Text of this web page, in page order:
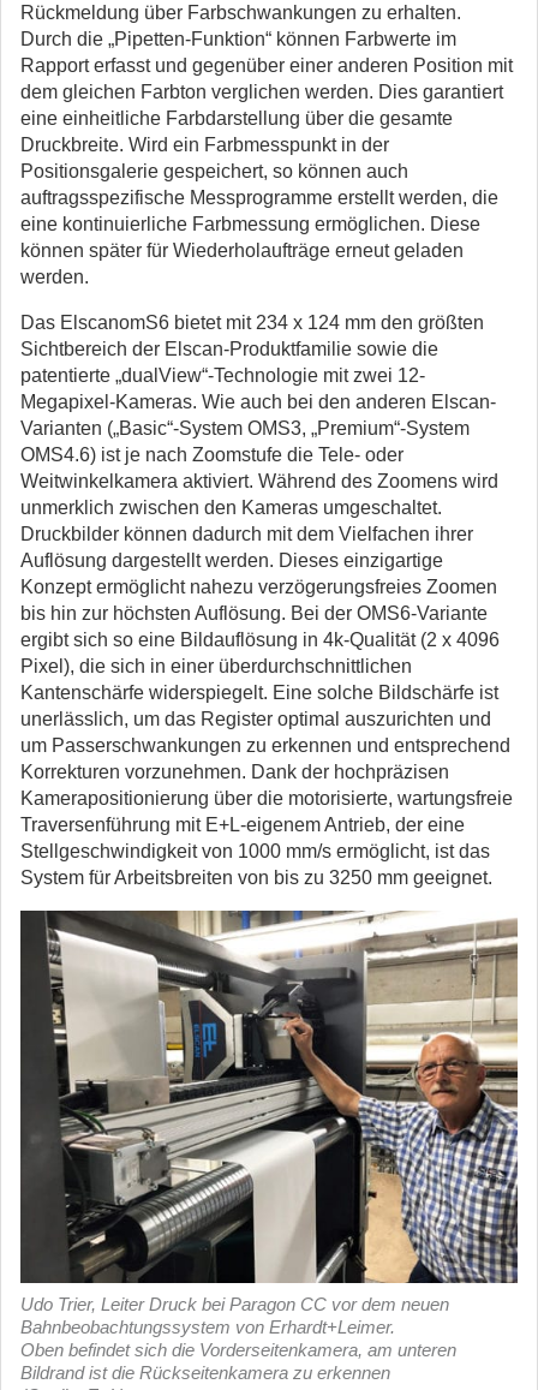
Rückmeldung über Farbschwankungen zu erhalten.
Durch die „Pipetten-Funktion“ können Farbwerte im
Rapport erfasst und gegenüber einer anderen Position mit
dem gleichen Farbton verglichen werden. Dies garantiert
eine einheitliche Farbdarstellung über die gesamte
Druckbreite. Wird ein Farbmesspunkt in der
Positionsgalerie gespeichert, so können auch
auftragsspezifische Messprogramme erstellt werden, die
eine kontinuierliche Farbmessung ermöglichen. Diese
können später für Wiederholaufträge erneut geladen
werden.
Das ElscanomS6 bietet mit 234 x 124 mm den größten
Sichtbereich der Elscan-Produktfamilie sowie die
patentierte „dualView“-Technologie mit zwei 12-
Megapixel-Kameras. Wie auch bei den anderen Elscan-
Varianten („Basic“-System OMS3, „Premium“-System
OMS4.6) ist je nach Zoomstufe die Tele- oder
Weitwinkelkamera aktiviert. Während des Zoomens wird
unmerklich zwischen den Kameras umgeschaltet.
Druckbilder können dadurch mit dem Vielfachen ihrer
Auflösung dargestellt werden. Dieses einzigartige
Konzept ermöglicht nahezu verzögerungsfreies Zoomen
bis hin zur höchsten Auflösung. Bei der OMS6-Variante
ergibt sich so eine Bildauflösung in 4k-Qualität (2 x 4096
Pixel), die sich in einer überdurchschnittlichen
Kantenschärfe widerspiegelt. Eine solche Bildschärfe ist
unerlässlich, um das Register optimal auszurichten und
um Passerschwankungen zu erkennen und entsprechend
Korrekturen vorzunehmen. Dank der hochpräzisen
Kamerapositionierung über die motorisierte, wartungsfreie
Traversenführung mit E+L-eigenem Antrieb, der eine
Stellgeschwindigkeit von 1000 mm/s ermöglicht, ist das
System für Arbeitsbreiten von bis zu 3250 mm geeignet.
Udo Trier, Leiter Druck bei Paragon CC vor dem neuen
Bahnbeobachtungssystem von Erhardt+Leimer.
Oben befindet sich die Vorderseitenkamera, am unteren
Bildrand ist die Rückseitenkamera zu erkennen